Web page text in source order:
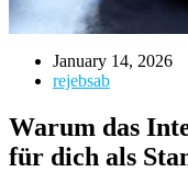
January 14, 2026
rejebsab
Warum das
für dich als